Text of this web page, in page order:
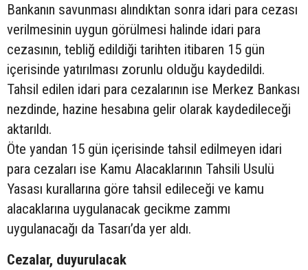
Bankanın savunması alındıktan sonra idari para cezası
verilmesinin uygun görülmesi halinde idari para
cezasının, tebliğ edildiği tarihten itibaren 15 gün
içerisinde yatırılması zorunlu olduğu kaydedildi.
Tahsil edilen idari para cezalarının ise Merkez Bankası
nezdinde, hazine hesabına gelir olarak kaydedileceği
aktarıldı.
Öte yandan 15 gün içerisinde tahsil edilmeyen idari
para cezaları ise Kamu Alacaklarının Tahsili Usulü
Yasası kurallarına göre tahsil edileceği ve kamu
alacaklarına uygulanacak gecikme zammı
uygulanacağı da Tasarı’da yer aldı.
Cezalar, duyurulacak